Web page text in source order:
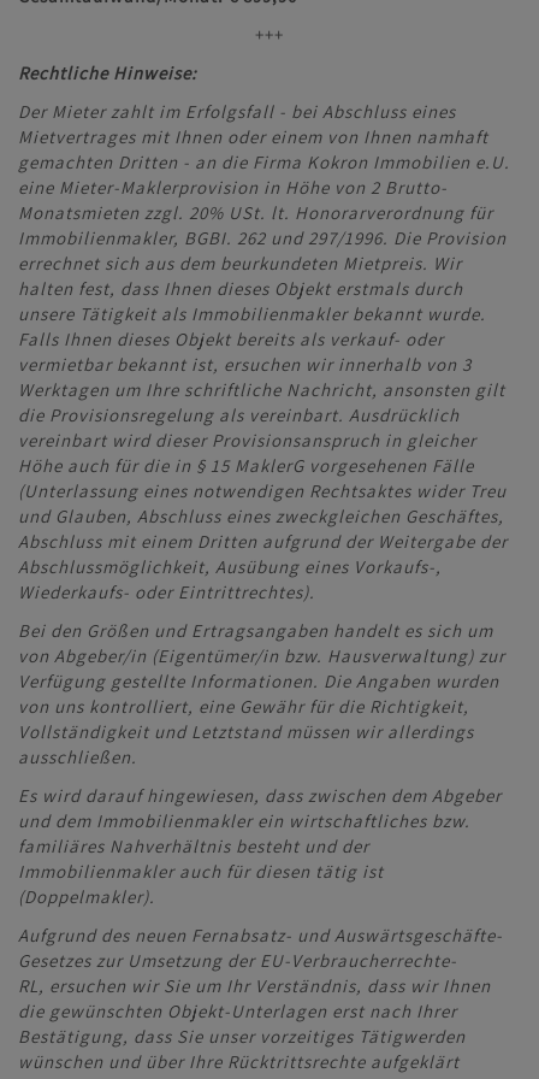
+++
Rechtliche Hinweise:
Der Mieter zahlt im Erfolgsfall - bei Abschluss eines
Mietvertrages mit Ihnen oder einem von Ihnen namhaft
gemachten Dritten - an die Firma Kokron Immobilien e.U.
eine Mieter-Maklerprovision in Höhe von 2 Brutto-
Monatsmieten zzgl. 20% USt. lt. Honorarverordnung für
Immobilienmakler, BGBI. 262 und 297/1996. Die Provision
errechnet sich aus dem beurkundeten Mietpreis. Wir
halten fest, dass Ihnen dieses Objekt erstmals durch
unsere Tätigkeit als Immobilienmakler bekannt wurde.
Falls Ihnen dieses Objekt bereits als verkauf- oder
vermietbar bekannt ist, ersuchen wir innerhalb von 3
Werktagen um Ihre schriftliche Nachricht, ansonsten gilt
die Provisionsregelung als vereinbart. Ausdrücklich
vereinbart wird dieser Provisionsanspruch in gleicher
Höhe auch für die in § 15 MaklerG vorgesehenen Fälle
(Unterlassung eines notwendigen Rechtsaktes wider Treu
und Glauben, Abschluss eines zweckgleichen Geschäftes,
Abschluss mit einem Dritten aufgrund der Weitergabe der
Abschlussmöglichkeit, Ausübung eines Vorkaufs-,
Wiederkaufs- oder Eintrittrechtes).
Bei den Größen und Ertragsangaben handelt es sich um
von Abgeber/in (Eigentümer/in bzw. Hausverwaltung) zur
Verfügung gestellte Informationen. Die Angaben wurden
von uns kontrolliert, eine Gewähr für die Richtigkeit,
Vollständigkeit und Letztstand müssen wir allerdings
ausschließen.
Es wird darauf hingewiesen, dass zwischen dem Abgeber
und dem Immobilienmakler ein wirtschaftliches bzw.
familiäres Nahverhältnis besteht und der
Immobilienmakler auch für diesen tätig ist
(Doppelmakler).
Aufgrund des neuen Fernabsatz- und Auswärtsgeschäfte-
Gesetzes zur Umsetzung der EU-Verbraucherrechte-
RL, ersuchen wir Sie um Ihr Verständnis, dass wir Ihnen
die gewünschten Objekt-Unterlagen erst nach Ihrer
Bestätigung, dass Sie unser vorzeitiges Tätigwerden
wünschen und über Ihre Rücktrittsrechte aufgeklärt